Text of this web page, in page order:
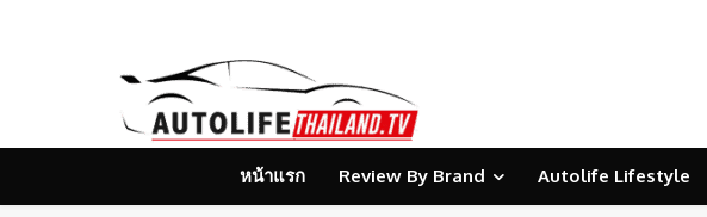
หน้าแรก Review By Brand Autolife Lifestyle